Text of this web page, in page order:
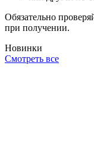
Обязательно
при получении.
Новинки
Смотреть все